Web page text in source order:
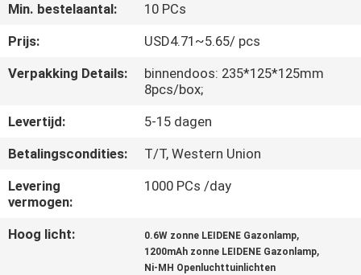
NEEM
CONTACT
MET
OP
NIEUWS
GEVALLEN
Min. bestelaantal:
10 PCs
Prijs:
USD4.71~5.65/ pcs
Verpakking Details:
binnendoos: 235*125*125mm
8pcs/box;
Levertijd:
5-15 dagen
Betalingscondities:
T/T, Western Union
Levering
vermogen:
1000 PCs /day
Hoog licht: 0.6W zonne LEIDENE Gazonlamp,
1200mAh zonne LEIDENE Gazonlamp,
Ni-MH Openluchttuinlichten